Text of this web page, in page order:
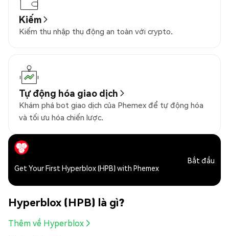
Kiếm
Kiếm thu nhập thụ động an toàn với crypto.
Tự động hóa giao dịch
Khám phá bot giao dịch của Phemex để tự động hóa
và tối ưu hóa chiến lược.
Get Your First Hyperblox (HPB) with Phemex
Bắt đầu
Hyperblox (HPB) là gì?
Thêm về Hyperblox